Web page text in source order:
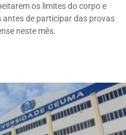
os limites do corpo e
de participar das provas
neste mês.